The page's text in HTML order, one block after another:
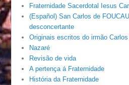
Fraternidade Sacerdotal Iesus
(Español) San Carlos de
desconcertante
Originais escritos do irmão
Nazaré
Revisão de vida
A pertença á Fraternidade
História da Fraternidade